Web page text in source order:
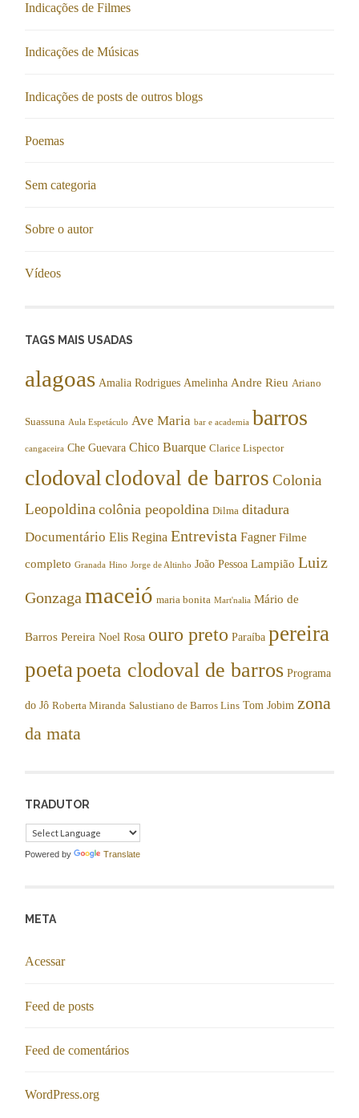
Indicações de Filmes
Indicações de Músicas
Indicações de posts de outros blogs
Poemas
Sem categoria
Sobre o autor
Vídeos
TAGS MAIS USADAS
alagoas Amalia Rodrigues Amelinha Andre Rieu Ariano
Suassuna Aula Espetáculo Ave Maria bar e academia barros
cangaceira Che Guevara Chico Buarque Clarice Lispector
clodoval clodoval de barros Colonia
Leopoldina colônia peopoldina Dilma ditadura
Documentário Elis Regina Entrevista Fagner Filme
completo Granada Hino Jorge de Altinho João Pessoa Lampião Luiz
Gonzaga maceió maria bonita Mart'nalia Mário de
Barros Pereira Noel Rosa ouro preto Paraíba pereira
poeta poeta clodoval de barros Programa
do Jô Roberta Miranda Salustiano de Barros Lins Tom Jobim zona
da mata
TRADUTOR
Powered by Translate
META
Acessar
Feed de posts
Feed de comentários
WordPress.org